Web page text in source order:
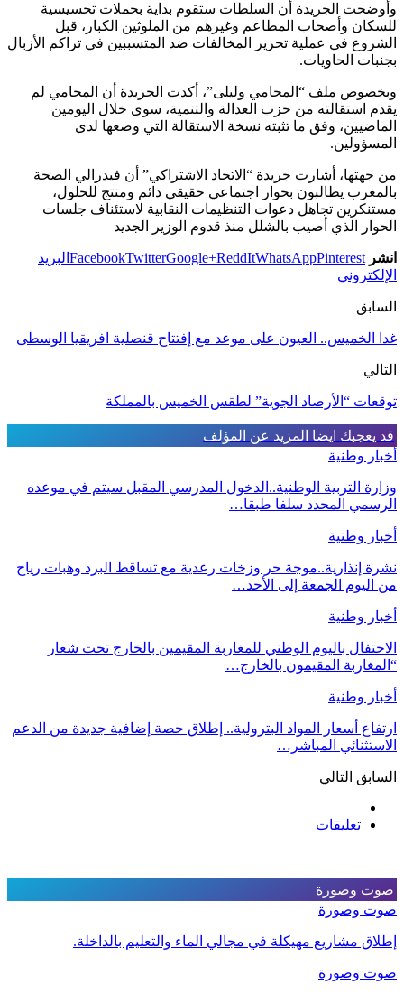
وأوضحت الجريدة أن السلطات ستقوم بداية بحملات تحسيسية
للسكان وأصحاب المطاعم وغيرهم من الملوثين الكبار، قبل
الشروع في عملية تحرير المخالفات ضد المتسببين في تراكم الأزبال
بجنبات الحاويات.
وبخصوص ملف “المحامي وليلى”، أكدت الجريدة أن المحامي لم
يقدم استقالته من حزب العدالة والتنمية، سوى خلال اليومين
الماضيين، وفق ما تثبته نسخة الاستقالة التي وضعها لدى
المسؤولين.
من جهتها، أشارت جريدة “الاتحاد الاشتراكي” أن فيدرالي الصحة
بالمغرب يطالبون بحوار اجتماعي حقيقي دائم ومنتج للحلول،
مستنكرين تجاهل دعوات التنظيمات النقابية لاستئناف جلسات
الحوار الذي أصيب بالشلل منذ قدوم الوزير الجديد
انشر FacebookTwitterGoogle+ReddItWhatsAppPinterest
البريد
الإلكتروني
السابق
غدا الخميس.. العيون على موعد مع إفتتاح قنصلية افريقيا الوسطى
التالي
توقعات “الأرصاد الجوية” لطقس الخميس بالمملكة
قد يعجبك ايضا المزيد عن المؤلف
أخبار وطنية
وزارة التربية الوطنية..الدخول المدرسي المقبل سیتم في موعده
الرسمي المحدد سلفا طبقا…
أخبار وطنية
نشرة إنذارية..موجة حر وزخات رعدية مع تساقط البرد وهبات رياح
من اليوم الجمعة إلى الأحد…
أخبار وطنية
الاحتفال باليوم الوطني للمغاربة المقيمين بالخارج تحت شعار
“المغاربة المقيمون بالخارج…
أخبار وطنية
ارتفاع أسعار المواد البترولية.. إطلاق حصة إضافية جديدة من الدعم
الاستثنائي المباشر…
السابق التالي
تعليقات
صوت وصورة
صوت وصورة
إطلاق مشاريع مهيكلة في مجالي الماء والتعليم بالداخلة.
صوت وصورة